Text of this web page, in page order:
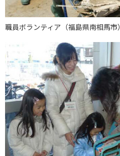
職員ボランティア（福島県南相馬市）